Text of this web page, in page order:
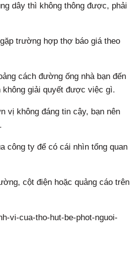
dây thì không thông được, phải
trường hợp thợ báo giá theo
cách đường ống nhà bạn đến
giải quyết được việc gì.
vị không đáng tin cậy, bạn nên
công ty để có cái nhìn tổng quan
cột điện hoặc quảng cáo trên
vi-cua-tho-hut-be-phot-nguoi-